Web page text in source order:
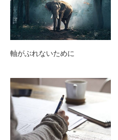
軸がぶれないために